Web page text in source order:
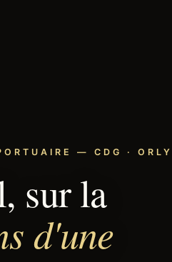
— CDG · ORLY
sur la
d'une